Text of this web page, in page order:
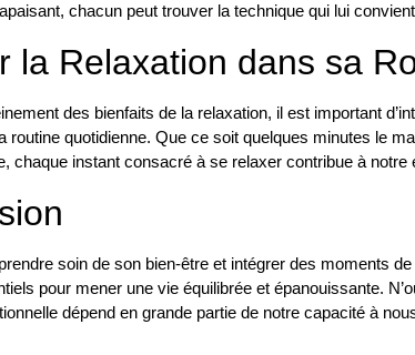
chacun peut trouver la technique qui lui
la Relaxation dans sa
des bienfaits de la relaxation, il est important
routine quotidienne. Que ce soit quelques minutes le
chaque instant consacré à se relaxer contribue à notre
soin de son bien-être et intégrer des moments
pour mener une vie équilibrée et épanouissante.
dépend en grande partie de notre capacité à